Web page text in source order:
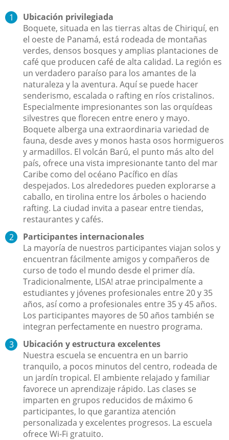
Ubicación privilegiada
Boquete, situada en las tierras altas de Chiriquí, en
el oeste de Panamá, está rodeada de montañas
verdes, densos bosques y amplias plantaciones de
café que producen café de alta calidad. La región es
un verdadero paraíso para los amantes de la
naturaleza y la aventura. Aquí se puede hacer
senderismo, escalada o rafting en ríos cristalinos.
Especialmente impresionantes son las orquídeas
silvestres que florecen entre enero y mayo.
Boquete alberga una extraordinaria variedad de
fauna, desde aves y monos hasta osos hormigueros
y armadillos. El volcán Barú, el punto más alto del
país, ofrece una vista impresionante tanto del mar
Caribe como del océano Pacífico en días
despejados. Los alrededores pueden explorarse a
caballo, en tirolina entre los árboles o haciendo
rafting. La ciudad invita a pasear entre tiendas,
restaurantes y cafés.
Participantes internacionales
La mayoría de nuestros participantes viajan solos y
encuentran fácilmente amigos y compañeros de
curso de todo el mundo desde el primer día.
Tradicionalmente, LISA! atrae principalmente a
estudiantes y jóvenes profesionales entre 20 y 35
años, así como a profesionales entre 35 y 45 años.
Los participantes mayores de 50 años también se
integran perfectamente en nuestro programa.
Ubicación y estructura excelentes
Nuestra escuela se encuentra en un barrio
tranquilo, a pocos minutos del centro, rodeada de
un jardín tropical. El ambiente relajado y familiar
favorece un aprendizaje rápido. Las clases se
imparten en grupos reducidos de máximo 6
participantes, lo que garantiza atención
personalizada y excelentes progresos. La escuela
ofrece Wi-Fi gratuito.